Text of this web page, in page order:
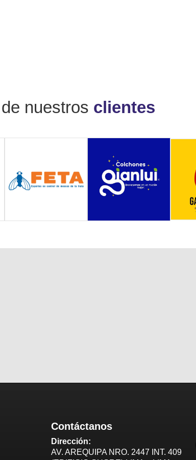
nuestros clientes
Contáctanos
Dirección:
AV. AREQUIPA NRO. 2447 INT. 409